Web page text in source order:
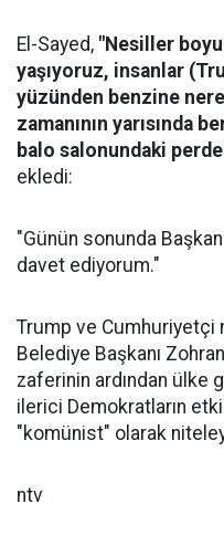
El-Sayed, "Nesiller
yaşıyoruz, insanlar
yüzünden benzine
zamanının yarısında
balo salonundaki
ekledi:
"Günün sonunda
davet ediyorum."
Trump ve Cumhuriyetçi
Belediye Başkanı
zaferinin ardından ülke
ilerici Demokratların
"komünist" olarak
ntv